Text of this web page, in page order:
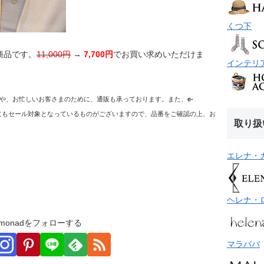
品です。 11,000円 → 7,700円でお買い求めいただけま
お忙しいお客さまのために、通販も承っております。また、 e-
セール対象となっているものがございますので、品番をご確認の上、お
をフォローする
くつ下
インテリ
取り
エレナ・
ヘレナ・
マラババ